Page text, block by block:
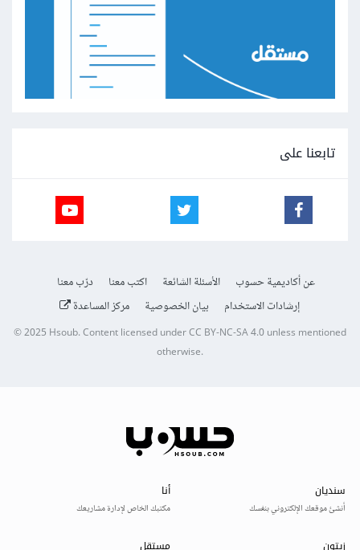
تابعنا على
عن أكاديمية حسوب الأسئلة الشائعة اكتب معنا
درّب معنا
إرشادات الاستخدام
بيان الخصوصية مركز المساعدة
© 2025Hsoub.Content licensed underCC BY-NC-SA 4.0unless mentioned
otherwise.